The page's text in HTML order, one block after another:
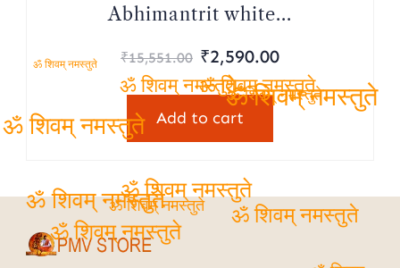
Abhimantrit white...
₹15,551.00 Original
price
was:
₹15,551.00.
₹2,590.00Current
price
is:
Add to cart
ॐ शिवम् नमस्तुते
ॐ शिवम् नमस्तुते
ॐ शिवम् नमस्तुते
ॐ शिवम् नमस्तुते
ॐ शिवम् नमस्तुते
ॐ शिवम् नमस्तुते
ॐ शिवम् नमस्तुते
ॐ शिवम् नमस्तुते
ॐ शिवम् नमस्तुते
ॐ शिवम् नमस्तुते
ॐ शिवम् नमस्तुते